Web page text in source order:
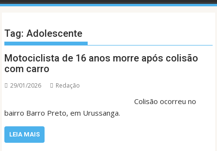
Tag:Adolescente
Motociclista de 16 anos morre após colisão
com carro
29/01/2026 Redação
Colisão ocorreu no
bairro Barro Preto, em Urussanga.
LEIA MAIS